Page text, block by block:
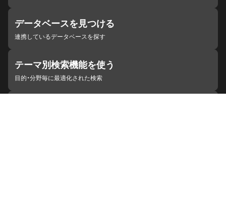
データベースを見つける
連携しているデータベースを探す
テーマ別検索機能を使う
目的・分野毎に最適化された検索